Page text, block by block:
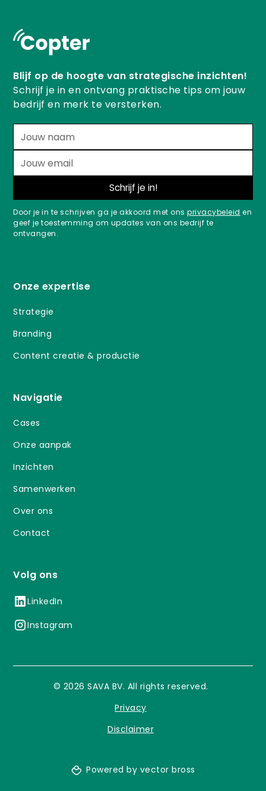
Blijf op de hoogte van strategische inzichten!
Schrijf je in en ontvang praktische tips om jouw
bedrijf en merk te versterken.
Door je in te schrijven ga je akkoord met onsprivacybeleid en
geef je toestemming om updates van ons bedrijf te
ontvangen.
Onze expertise
Strategie
Branding
Content creatie & productie
Navigatie
Cases
Onze aanpak
Inzichten
Samenwerken
Over ons
Contact
Volg ons
LinkedIn
Instagram
© 2026 SAVA BV. All rights reserved.
Privacy
Disclaimer
Powered by vector bross